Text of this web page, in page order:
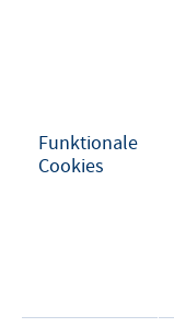
Funktionale
Cookies